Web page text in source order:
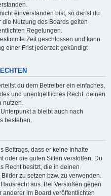
einverstanden bist, so darfst du
Nutzung des Boards gelten
Regelungen.
Zeit geschlossen und kann
einer Frist jederzeit gekündigt
du dem Betreiber ein einfaches,
und unentgeltliches Recht, deinen
nutzen.
a bleibt auch nach
bestehen.
Beitrags, dass er keine Inhalte
oder die guten Sitten verstoßen. Du
Recht besitzt, die in deinen
zu setzen bzw. zu verwenden.
aus. Bei Verstößen gegen
im Board veröffentlichten